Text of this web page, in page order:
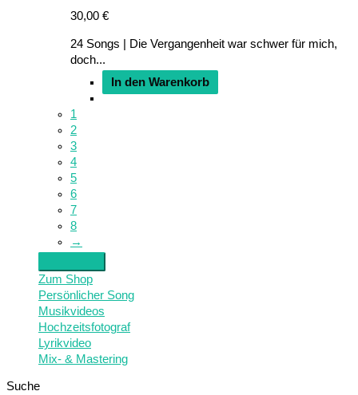
30,00 €
24 Songs | Die Vergangenheit war schwer für mich,
doch...
In den Warenkorb
1
2
3
4
5
6
7
8
→
Zum Shop
Persönlicher Song
Musikvideos
Hochzeitsfotograf
Lyrikvideo
Mix- & Mastering
Suche